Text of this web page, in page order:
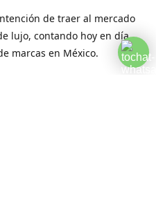
de traer al mercado
lujo, contando hoy en día
marcas en México.